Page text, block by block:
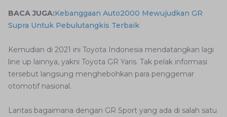
BACA JUGA:Kebanggaan Auto2000 Mewujudkan GR
Supra Untuk Pebulutangkis Terbaik
Kemudian di 2021 ini Toyota Indonesia mendatangkan lagi
line up lainnya, yakni Toyota GR Yaris. Tak pelak informasi
tersebut langsung menghebohkan para penggemar
otomotif nasional.
Lantas bagaimana dengan GR Sport yang ada di salah satu